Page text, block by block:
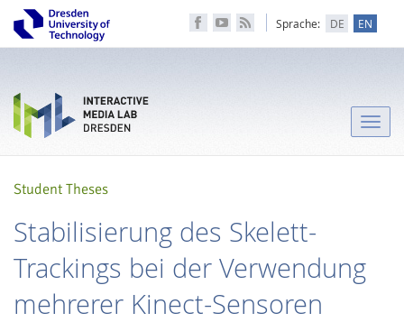
Sprache: DE EN
Toggle
Student Theses
Stabilisierung des Skelett-
Trackings bei der Verwendung
mehrerer Kinect-Sensoren